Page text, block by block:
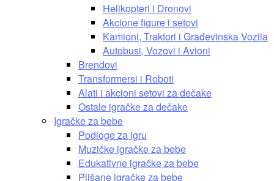
Helikopteri i Dronovi
Akcione figure i setovi
Kamioni, Traktori i Građevinska Vozila
Autobusi, Vozovi i Avioni
Brendovi
Transformersi i Roboti
Alati i akcioni setovi za dečake
Ostale igračke za dečake
Igračke za bebe
Podloge za igru
Muzičke igračke za bebe
Edukativne igračke za bebe
Plišane igračke za bebe